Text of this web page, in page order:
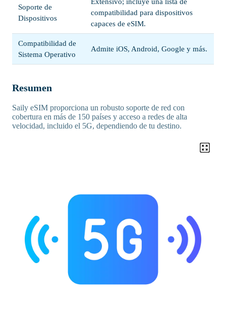
Soporte de
Dispositivos
compatibilidad para dispositivos
capaces de eSIM.
Compatibilidad de
Sistema Operativo
Admite iOS, Android, Google y más.
Resumen
Saily eSIM proporciona un robusto soporte de red con
cobertura en más de 150 países y acceso a redes de alta
velocidad, incluido el 5G, dependiendo de tu destino.